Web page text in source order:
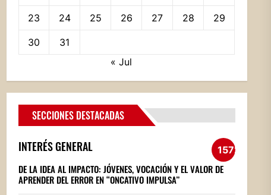
23 24 25 26 27 28 29
30
31
« Jul
SECCIONES DESTACADAS
INTERÉS GENERAL 1572
DE LA IDEA AL IMPACTO: JÓVENES, VOCACIÓN Y EL VALOR DE
APRENDER DEL ERROR EN “ONCATIVO IMPULSA”